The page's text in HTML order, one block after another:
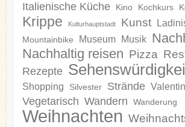
Italienische Küche Kino Kochkurs
Krippe Kulturhauptstadt Kunst
Mountainbike Museum Musik
Nachhaltig reisen Pizza
Rezepte
Shopping Silvester Strände
Vegetarisch Wandern Wanderung
Weihnachten